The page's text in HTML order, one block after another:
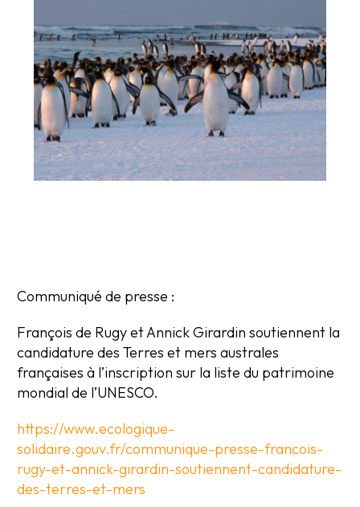
Communiqué de presse :
François de Rugy et Annick Girardin soutiennent la
candidature des Terres et mers australes
françaises à l’inscription sur la liste du patrimoine
mondial de l’UNESCO.
https://www.ecologique-
solidaire.gouv.fr/communique-presse-francois-
rugy-et-annick-girardin-soutiennent-candidature-
des-terres-et-mers